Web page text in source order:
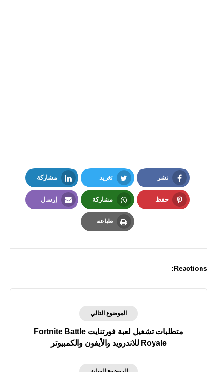
نشر
Facebook
تغريد
Twitter
مشاركة
LinkedIn
حفظ مشاركة
Whatsapp
إرسال
طباعة
Reactions:
الموضوع التالي
متطلبات تشغيل لعبة فورتنايت Fortnite Battle
Royale للاندرويد والأيفون والكمبيوتر